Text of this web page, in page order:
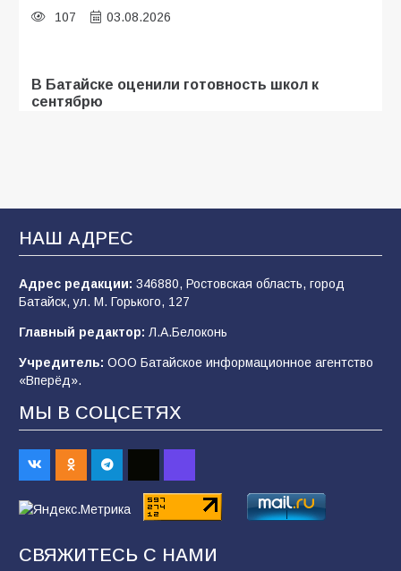
107 03.08.2026
В Батайске оценили готовность школ к
сентябрю
образовательного кластера
106 05.08.2026
«Мобилизация или набор?» Что на самом
2026 года
101 03.08.2026
В Батайске продолжаются дорожные работы
98 04.08.2026
пропагандистский вброс
НАШ АДРЕС
Адрес редакции: 346880, Ростовская область, город
Батайск, ул. М. Горького, 127
Главный редактор: Л.А.Белоконь
Учредитель: ООО Батайское информационное агентство
«Вперёд».
МЫ В СОЦСЕТЯХ
СВЯЖИТЕСЬ С НАМИ